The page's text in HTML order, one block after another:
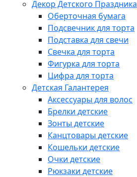
Декор Детского Праздника
Оберточная бумага
Подсвечник для торта
Подставка для свечи
Свечка для торта
Фигурка для торта
Цифра для торта
Детская Галантерея
Аксессуары для волос
Брелки детские
Зонты детские
Канцтовары детские
Кошельки детские
Очки детские
Рюкзаки детские